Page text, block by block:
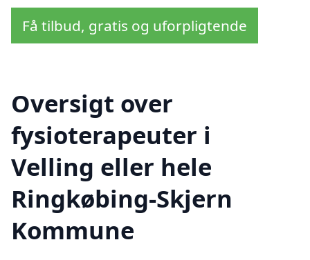
Få tilbud, gratis og uforpligtende
Oversigt over
fysioterapeuter i
Velling eller hele
Ringkøbing-Skjern
Kommune